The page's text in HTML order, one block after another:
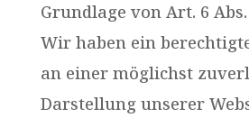
Grundlage von Art. 6 Abs.
Wir haben ein
an einer möglichst
Darstellung unserer